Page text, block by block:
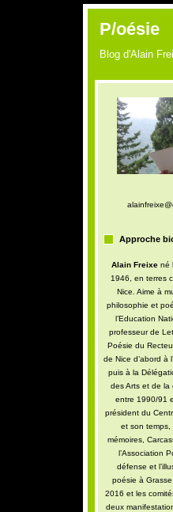
P/oésie
Blog d'Alain
Approche
Alain Freixe né
1946, en terres
Nice. Aime à
philosophie et
l’Education
professeur de
Poésie du
de Nice d’abord à
puis à la
des Arts et de la
entre 1990/91
président du
et son temps,
mémoires,
l’Association
défense et
poésie à
2016 et les
deux